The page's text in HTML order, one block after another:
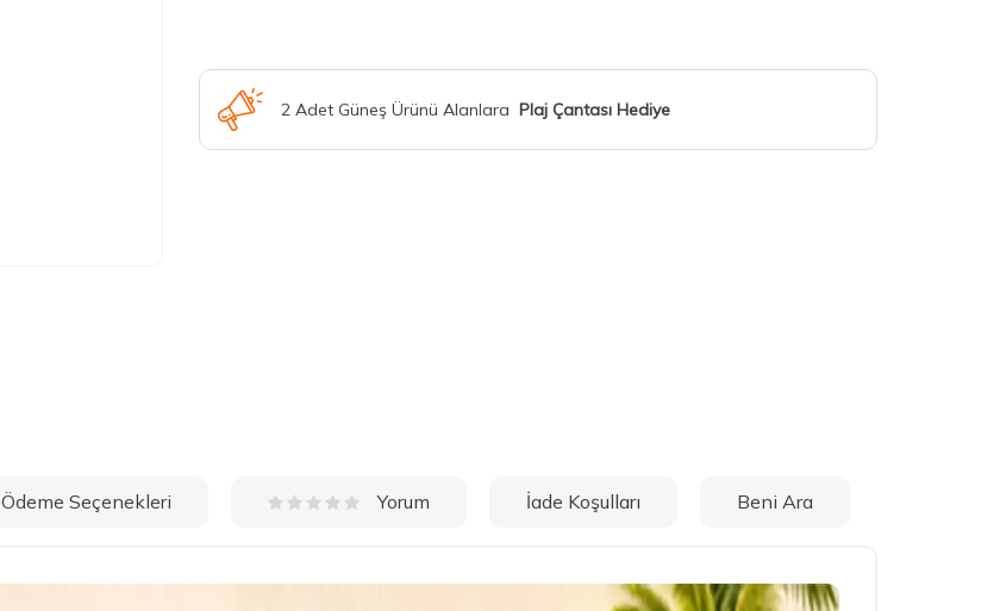
2 Adet Güneş Ürünü Alanlara Plaj Çantası Hediye
Ödeme Seçenekleri Yorum İade Koşulları Beni Ara